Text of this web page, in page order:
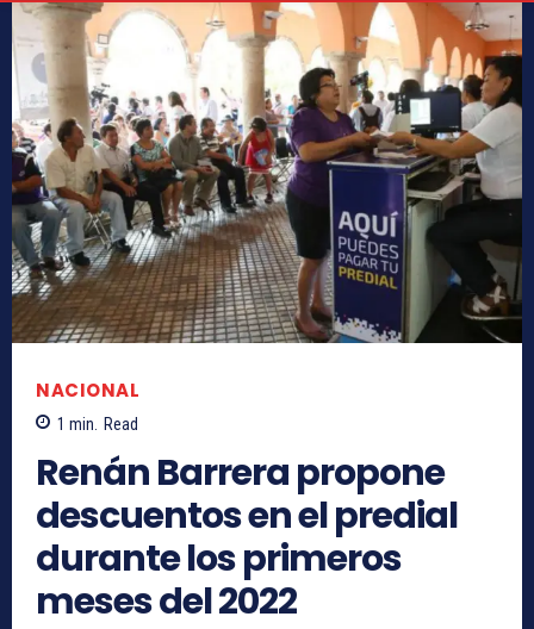
NACIONAL
1 min. Read
Renán Barrera propone
descuentos en el predial
durante los primeros
meses del 2022